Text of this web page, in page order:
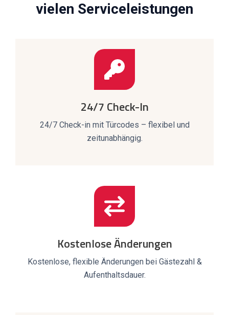
vielen Serviceleistungen
24/7 Check-In
24/7 Check-in mit Türcodes – flexibel und
zeitunabhängig.
Kostenlose Änderungen
Kostenlose, flexible Änderungen bei Gästezahl &
Aufenthaltsdauer.